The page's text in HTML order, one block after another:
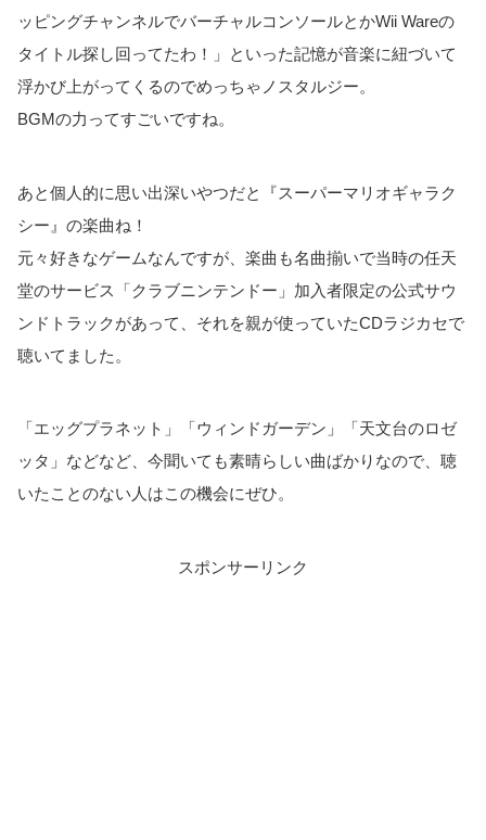
ッピングチャンネルでバーチャルコンソールとかWii Wareの
タイトル探し回ってたわ！」といった記憶が音楽に紐づいて
浮かび上がってくるのでめっちゃノスタルジー。
BGMの力ってすごいですね。
あと個人的に思い出深いやつだと『スーパーマリオギャラク
シー』の楽曲ね！
元々好きなゲームなんですが、楽曲も名曲揃いで当時の任天
堂のサービス「クラブニンテンドー」加入者限定の公式サウ
ンドトラックがあって、それを親が使っていたCDラジカセで
聴いてました。
「エッグプラネット」「ウィンドガーデン」「天文台のロゼ
ッタ」などなど、今聞いても素晴らしい曲ばかりなので、聴
いたことのない人はこの機会にぜひ。
スポンサーリンク